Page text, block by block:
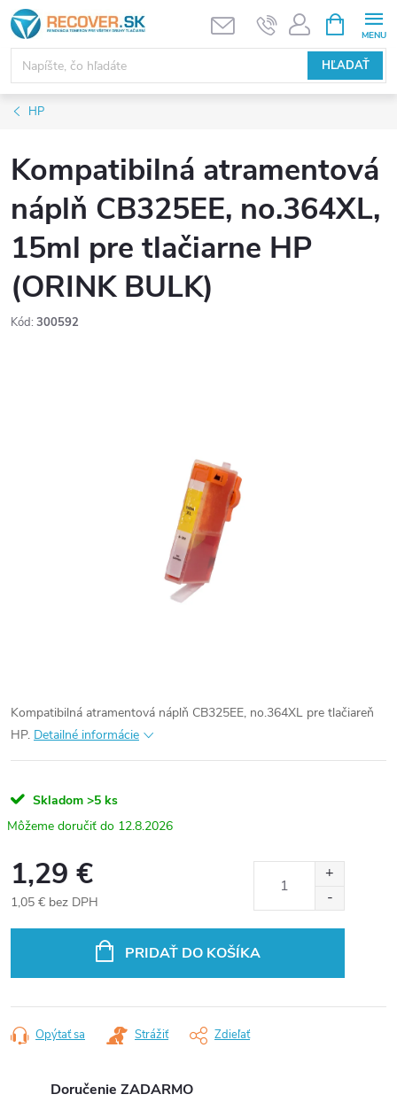
Prejsť
na
obsah
HĽADAŤ
KOŠÍK
HP
Kompatibilná atramentová
náplň CB325EE, no.364XL,
15ml pre tlačiarne HP
(ORINK BULK)
Kód: 300592
Kompatibilná atramentová náplň CB325EE, no.364XL pre tlačiareň
HP. Detailné informácie
Skladom >5 ks
12.8.2026
1,29 €
1,05 € bez DPH
PRIDAŤ DO KOŠÍKA
Opýtať sa Strážiť Zdieľať
Doručenie ZADARMO